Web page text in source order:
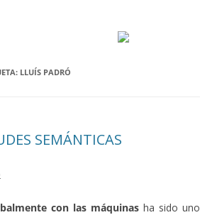
LLUÍS PADRÓ
SEMÁNTICAS
con las máquinas ha sido uno